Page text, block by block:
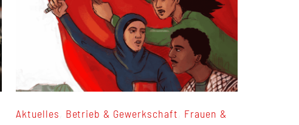
Aktuelles Betrieb & Gewerkschaft Frauen &